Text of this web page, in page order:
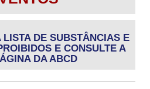
LISTA DE SUBSTÂNCIAS E
E CONSULTE A
DA ABCD